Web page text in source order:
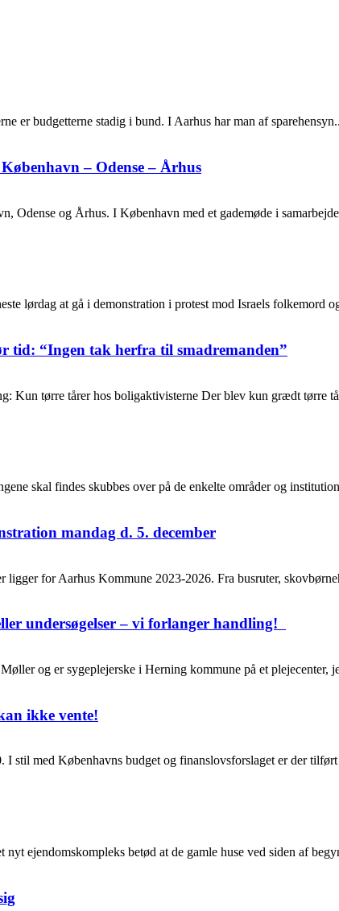
er budgetterne stadig i bund. I Aarhus har man af
– Odense – Århus
Odense og Århus. I København med et gademøde i
lørdag at gå i demonstration i protest mod Israels folkemord
tid: “Ingen tak herfra til smadremanden”
Kun tørre tårer hos boligaktivisterne Der blev kun grædt tørre
skal findes skubbes over på de enkelte områder og
mandag d. 5. december
for Aarhus Kommune 2023-2026. Fra busruter,
undersøgelser – vi forlanger handling!
og er sygeplejerske i Herning kommune på et plejecenter,
ikke vente!
stil med Københavns budget og finanslovsforslaget er der
ejendomskompleks betød at de gamle huse ved siden af